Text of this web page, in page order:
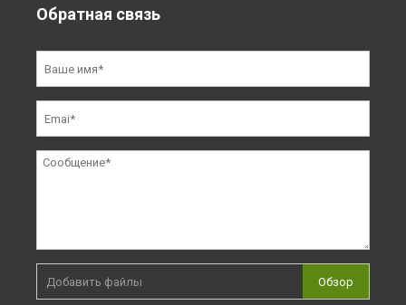
Обратная связь
Добавить файлы Обзор